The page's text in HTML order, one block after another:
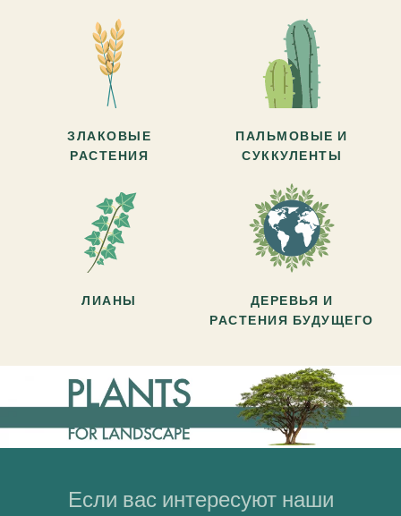
ЗЛАКОВЫЕ
РАСТЕНИЯ
ПАЛЬМОВЫЕ И
СУККУЛЕНТЫ
ЛИАНЫ
ДЕРЕВЬЯ И
РАСТЕНИЯ БУДУЩЕГО
Если вас интересуют наши